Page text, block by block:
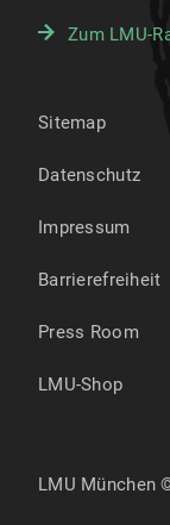
Zum LMU-
Sitemap
Datenschutz
Impressum
Barrierefreiheit
Press Room
LMU-Shop
LMU München